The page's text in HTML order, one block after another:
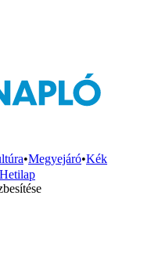
•Megyejáró•Kék